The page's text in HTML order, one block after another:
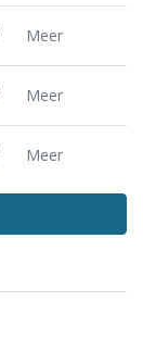
Meer
Meer
Meer